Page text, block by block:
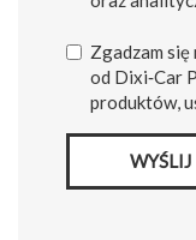
Zgadzam
od Dixi‑Car
produktów,
WYŚLIJ